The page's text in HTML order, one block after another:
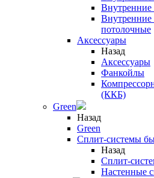
Внутренние
Внутренние
потолочные
Аксессуары
Назад
Аксессуары
Фанкойлы
(ККБ)
Green
Назад
Green
Сплит-системы
Назад
Сплит-
Настенные